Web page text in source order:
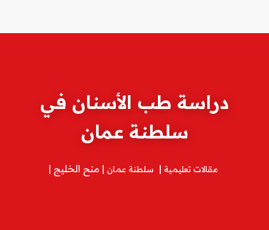
دراسة طب الأسنان في
سلطنة عمان
مقالات تعليمية سلطنة عمان منح الخليج